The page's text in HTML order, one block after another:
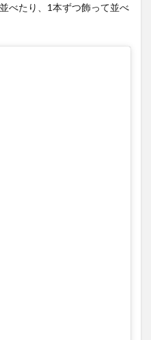
べたり、1本ずつ飾って並べ